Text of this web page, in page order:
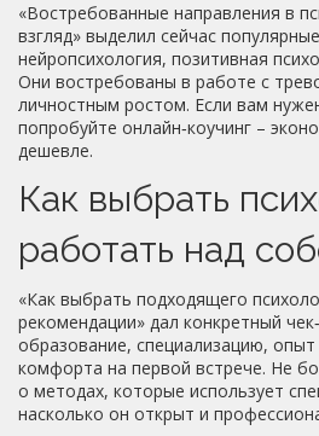
«Востребованные направления в
взгляд» выделил сейчас
нейропсихология, позитивная
Они востребованы в работе с
личностным ростом. Если вам
попробуйте онлайн‑коучинг –
дешевле.
Как выбрать
работать над
«Как выбрать подходящего
рекомендации» дал конкретный
образование, специализацию,
комфорта на первой встрече. Не
о методах, которые использует
насколько он открыт и